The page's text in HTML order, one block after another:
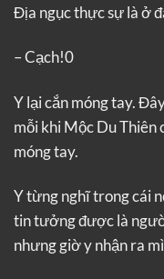
Địa ngục thực sự là ở
– Cạch!0
Y lại cắn móng tay.
mỗi khi Mộc Du Thiên
móng tay.
Y từng nghĩ trong cái
tin tưởng được là
nhưng giờ y nhận ra